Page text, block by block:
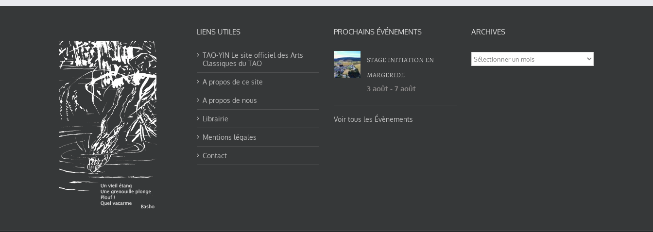
LIENS UTILES
TAO-YIN Le site officiel des Arts
Classiques du TAO
A propos de ce site
A propos de nous
Librairie
Mentions légales
Contact
PROCHAINS ÉVÉNEMENTS
STAGE INITIATION EN
MARGERIDE
3 août -7 août
Voir tous les Évènements
ARCHIVES
Archives